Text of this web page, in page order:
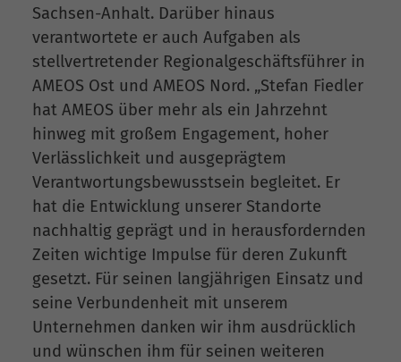
Sachsen-Anhalt. Darüber hinaus
verantwortete er auch Aufgaben als
stellvertretender Regionalgeschäftsführer in
AMEOS Ost und AMEOS Nord. „Stefan Fiedler
hat AMEOS über mehr als ein Jahrzehnt
hinweg mit großem Engagement, hoher
Verlässlichkeit und ausgeprägtem
Verantwortungsbewusstsein begleitet. Er
hat die Entwicklung unserer Standorte
nachhaltig geprägt und in herausfordernden
Zeiten wichtige Impulse für deren Zukunft
gesetzt. Für seinen langjährigen Einsatz und
seine Verbundenheit mit unserem
Unternehmen danken wir ihm ausdrücklich
und wünschen ihm für seinen weiteren